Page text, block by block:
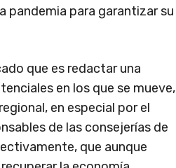
pandemia para garantizar su
que es redactar una
en los que se mueve,
en especial por el
de las consejerías de
que aunque